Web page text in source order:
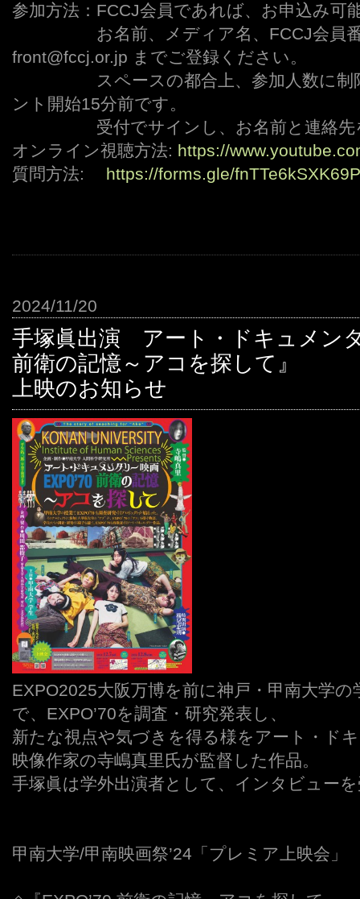
参加方法：FCCJ会員であれば、お申込み可
お名前、メディア名、FCCJ会員
front@fccj.or.jp までご登録ください。
スペースの都合上、参加人数に
ント開始15分前です。
受付でサインし、お名前と連絡
オンライン視聴方法: https://
質問方法: https://forms.gle/
2024/11/20
手塚眞出演 アート・ドキュメン
前衛の記憶～アコを探して』
上映のお知らせ
EXPO2025大阪万博を前に神戸・甲南大学
で、EXPO’70を調査・研究発表し、
新たな視点や気づきを得る様をアート・ド
映像作家の寺嶋真里氏が監督した作品。
手塚眞は学外出演者として、インタビュー
甲南大学/甲南映画祭’24「プレミア上映会」